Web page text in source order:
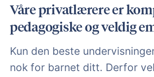
Våre privatlærere er
pedagogiske og veldig
Kun den beste
nok for barnet ditt. Derfor